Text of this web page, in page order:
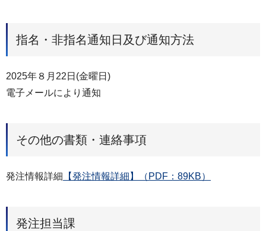
指名・非指名通知日及び通知方法
2025年８月22日(金曜日)
電子メールにより通知
その他の書類・連絡事項
発注情報詳細 【発注情報詳細】（PDF：89KB）
発注担当課